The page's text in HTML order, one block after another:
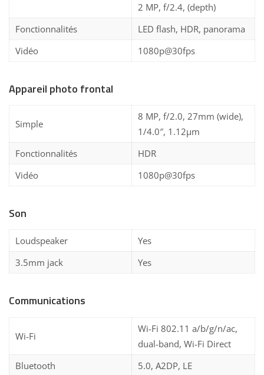
2 MP, f/2.4, (depth)
Fonctionnalités
LED flash, HDR, panorama
Vidéo
1080p@30fps
Appareil photo frontal
Simple
8 MP, f/2.0, 27mm (wide),
1/4.0″, 1.12µm
Fonctionnalités
HDR
Vidéo
1080p@30fps
Son
Loudspeaker
Yes
3.5mm jack
Yes
Communications
Wi-Fi
Wi-Fi 802.11 a/b/g/n/ac,
dual-band, Wi-Fi Direct
Bluetooth
5.0, A2DP, LE